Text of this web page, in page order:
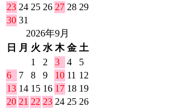
23 24 25 26 27 28 29
30 31
2026年9月
日
月 火 水 木 金 土
1
2 3 4
5
6
7 8 9 10 11 12
13 14 15 16 17 18 19
20 21 22 23 24 25 26